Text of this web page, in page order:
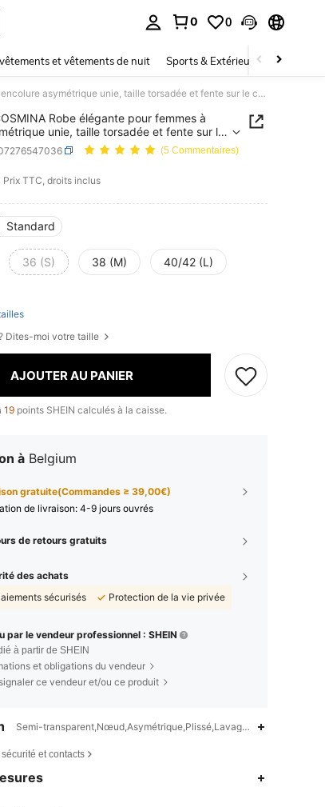
0 0
et vêtements de nuit Sports & Extérieur Enfants
COSMINA Robe élégante pour femmes à encolure asymétrique unie, taille torsadée et fente sur le côté
Robe élégante pour femmes à
unie, taille torsadée et fente sur le
(5 Commentaires)
AND AVAILABILITY
Prix TTC, droits inclus
Standard
36 (S) 38 (M) 40/42 (L)
Dites-moi votre taille
AJOUTER AU PANIER
19 points SHEIN calculés à la caisse.
à Belgium
gratuite(Commandes ≥ 39,00€)
de livraison: 4-9 jours ouvrés
de retours gratuits
des achats
sécurisés
Protection de la vie privée
par le vendeur professionnel : SHEIN
à partir de SHEIN
et obligations du vendeur
ce vendeur et/ou ce produit
Semi-transparent,Nœud,Asymétrique,Plissé,Lavage en machine ou
et contacts